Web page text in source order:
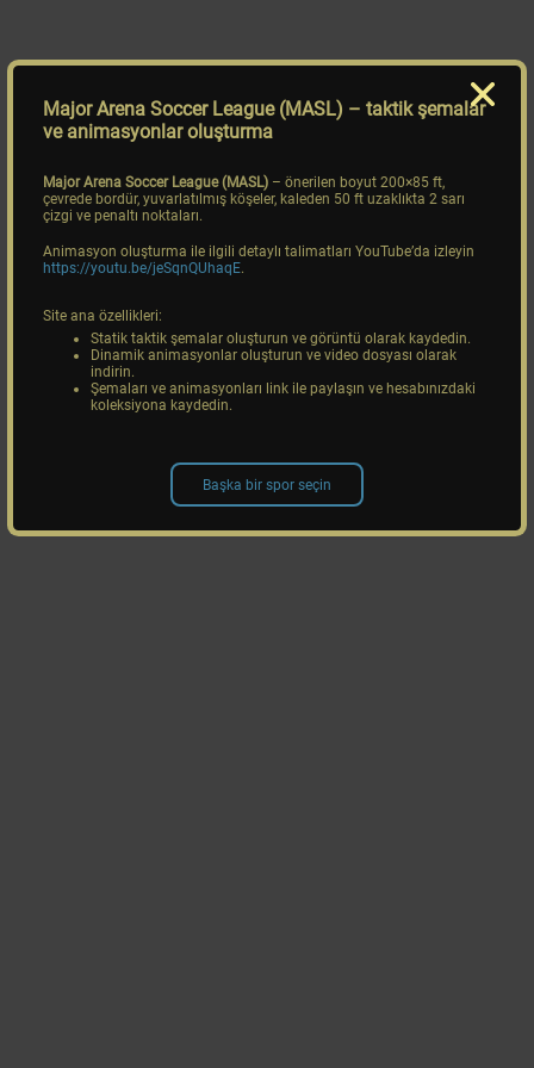
Major Arena Soccer League (MASL) – taktik şemalar
ve animasyonlar oluşturma
Major Arena Soccer League (MASL) – önerilen boyut 200×85 ft,
çevrede bordür, yuvarlatılmış köşeler, kaleden 50 ft uzaklıkta 2 sarı
çizgi ve penaltı noktaları.
Animasyon oluşturma ile ilgili detaylı talimatları YouTube’da izleyin
https://youtu.be/jeSqnQUhaqE.
Site ana özellikleri:
Statik taktik şemalar oluşturun ve görüntü olarak kaydedin.
Dinamik animasyonlar oluşturun ve video dosyası olarak
indirin.
Şemaları ve animasyonları link ile paylaşın ve hesabınızdaki
koleksiyona kaydedin.
Başka bir spor seçin